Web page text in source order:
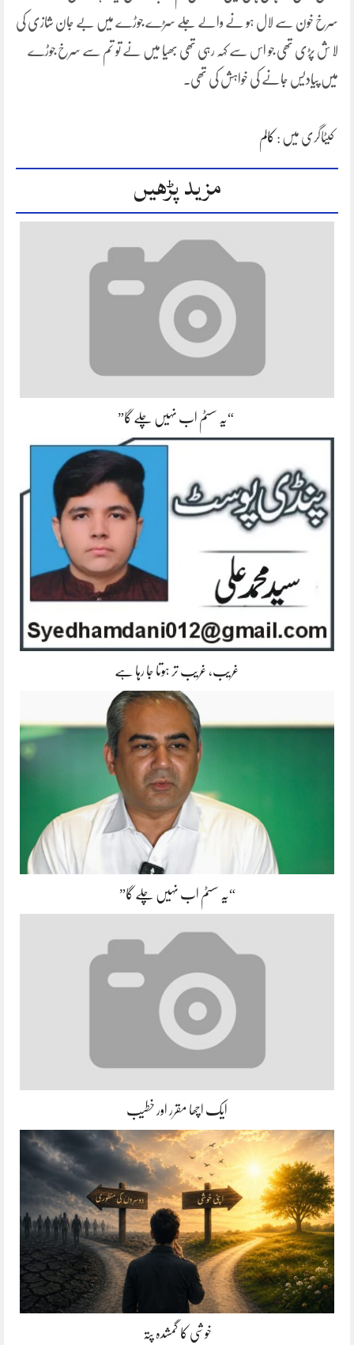
سرخ خون سے لال ہو نے والے جلے سڑے جوڑے میں بے جان شازی کی
لا ش پڑی تھی جو اس سے کہہ رہی تھی بھیا میں نے تو تم سے سرخ جوڑے
میں پیادیس جانے کی خواہش کی تھی۔
کیٹاگری میں : کالم
مزید پڑھیں
“یہ سسٹم اب نہیں چلے گا”
غریب، غریب تر ہوتا جا رہا ہے
“یہ سسٹم اب نہیں چلے گا”
ایک اچھا مقرر اور خطیب
خوشی کا گمشدہ پتہ